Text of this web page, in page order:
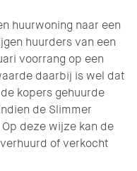
huurwoning naar een
huurders van een
voorrang op een
daarbij is wel dat
kopers gehuurde
de Slimmer
deze wijze kan de
of verkocht